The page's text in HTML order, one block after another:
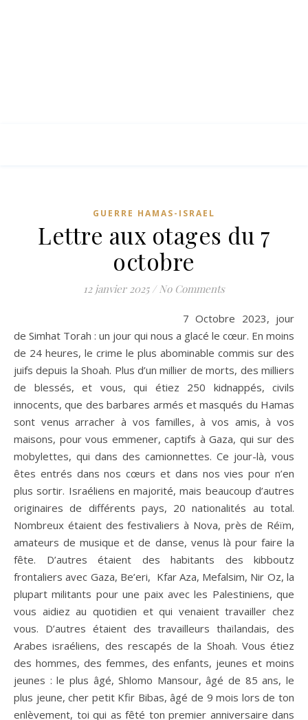
GUERRE HAMAS-ISRAEL
Lettre aux otages du 7
octobre
12 janvier 2025 / No Comments
7 Octobre 2023, jour
de Simhat Torah : un jour qui nous a glacé le cœur. En moins
de 24 heures, le crime le plus abominable commis sur des
juifs depuis la Shoah. Plus d’un millier de morts, des milliers
de blessés, et vous, qui étiez 250 kidnappés, civils
innocents, que des barbares armés et masqués du Hamas
sont venus arracher à vos familles, à vos amis, à vos
maisons, pour vous emmener, captifs à Gaza, qui sur des
mobylettes, qui dans des camionnettes. Ce jour-là, vous
êtes entrés dans nos cœurs et dans nos vies pour n’en
plus sortir. Israéliens en majorité, mais beaucoup d’autres
originaires de différents pays, 20 nationalités au total.
Nombreux étaient des festivaliers à Nova, près de Réïm,
amateurs de musique et de danse, venus là pour faire la
fête. D’autres étaient des habitants des kibboutz
frontaliers avec Gaza, Be’eri, Kfar Aza, Mefalsim, Nir Oz, la
plupart militants pour une paix avec les Palestiniens, que
vous aidiez au quotidien et qui venaient travailler chez
vous. D’autres étaient des travailleurs thaïlandais, des
Arabes israéliens, des rescapés de la Shoah. Vous étiez
des hommes, des femmes, des enfants, jeunes et moins
jeunes : le plus âgé, Shlomo Mansour, âgé de 85 ans, le
plus jeune, cher petit Kfir Bibas, âgé de 9 mois lors de ton
enlèvement, toi qui as fêté ton premier anniversaire dans